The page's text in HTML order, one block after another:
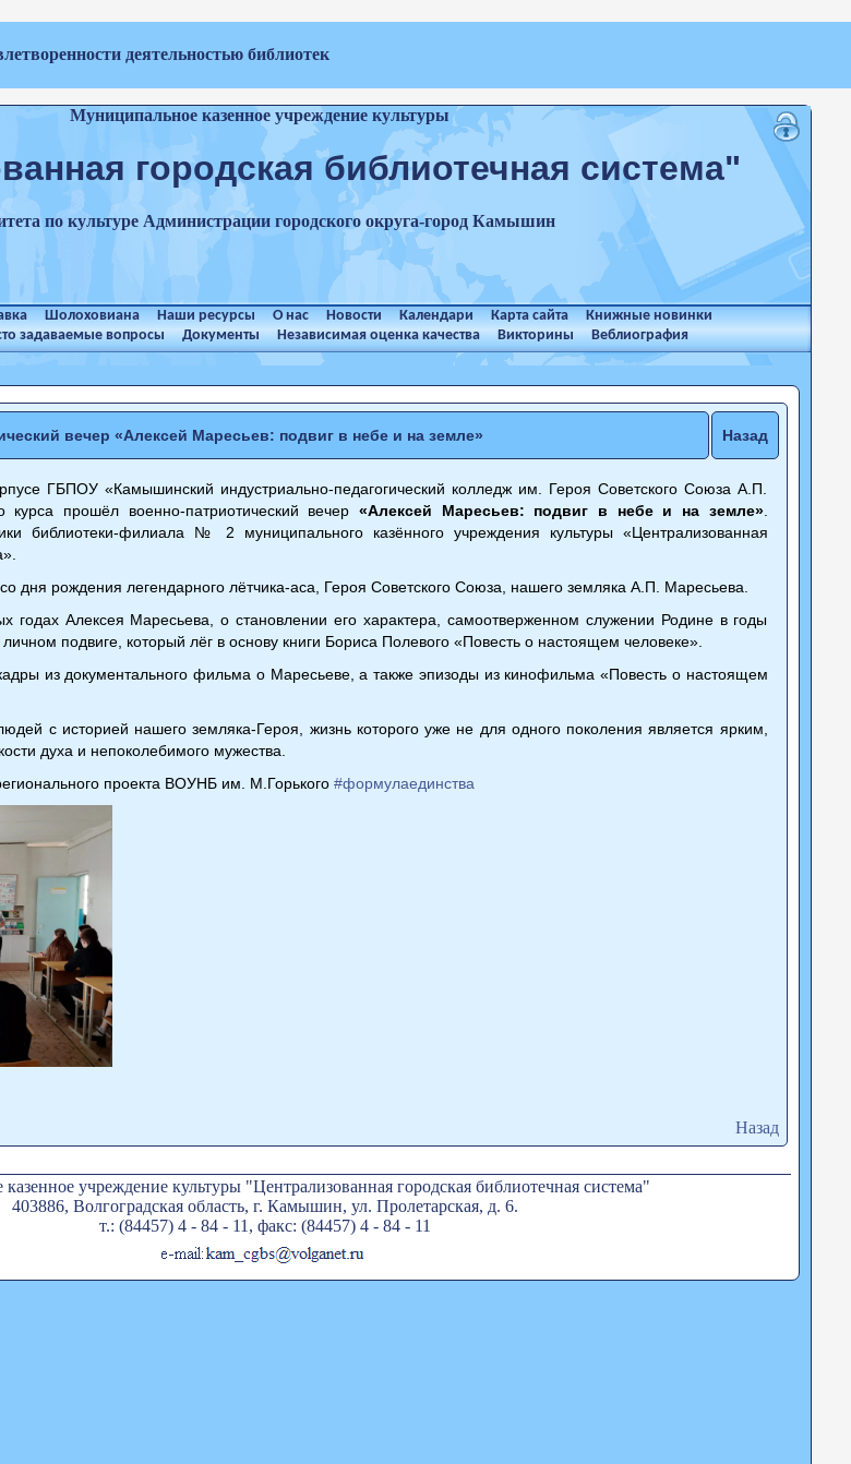
деятельностью библиотек
Муниципальное казенное учреждение культуры
городская библиотечная система"
по культуре Администрации городского округа-город Камышин
Шолоховиана Наши ресурсы О нас Новости Календари Карта сайта
Книжные новинки
задаваемые вопросы Документы Независимая оценка качества Викторины
Веблиография
вечер «Алексей Маресьев: подвиг в небе и на земле» Назад
ГБПОУ «Камышинский индустриально-педагогический колледж им. Героя Советского Союза А.П.
курса прошёл военно-патриотический вечер «Алексей Маресьев: подвиг в небе и на земле».
библиотеки-филиала № 2 муниципального казённого учреждения культуры «Централизованная
дня рождения легендарного лётчика-аса, Героя Советского Союза, нашего земляка А.П. Маресьева.
Алексея Маресьева, о становлении его характера, самоотверженном служении Родине в годы
подвиге, который лёг в основу книги Бориса Полевого «Повесть о настоящем человеке».
из документального фильма о Маресьеве, а также эпизоды из кинофильма «Повесть о настоящем
с историей нашего земляка-Героя, жизнь которого уже не для одного поколения является ярким,
духа и непоколебимого мужества.
проекта ВОУНБ им. М.Горького #формулаединства
Назад
учреждение культуры "Централизованная городская библиотечная система"
403886, Волгоградская область, г. Камышин, ул. Пролетарская, д. 6.
т.: (84457) 4 - 84 - 11, факс: (84457) 4 - 84 - 11